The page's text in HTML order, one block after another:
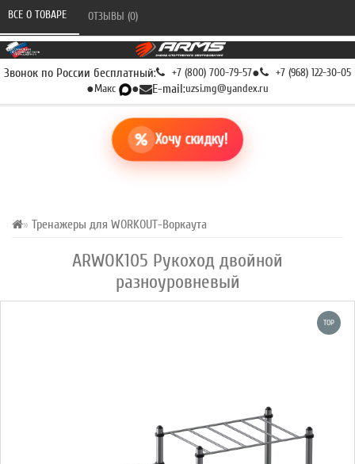
Звонок по России бесплатный: +7 (800) 700-79-57● +7 (968) 122-30-05
●Макс ● E-mail:uzsi.mg@yandex.ru
Хочу скидку!
Тренажеры для WORKOUT-Воркаута
ARWOK105 Рукоход двойной
разноуровневый
ВСЕ О ТОВАРЕ ОТЗЫВЫ (0)
TOP